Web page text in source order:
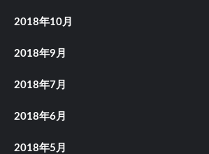
2018年10月
2018年9月
2018年7月
2018年6月
2018年5月